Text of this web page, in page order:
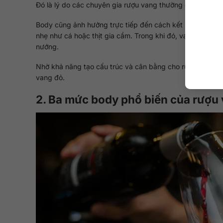
Đó là lý do các chuyên gia rượu vang thường đánh giá
Body cũng ảnh hưởng trực tiếp đến cách kết hợp rượu
nhẹ như cá hoặc thịt gia cầm. Trong khi đó, vang body
nướng.
Nhờ khả năng tạo cấu trúc và cân bằng cho rượu, body
vang đỏ.
2. Ba mức body phổ biến của rượu